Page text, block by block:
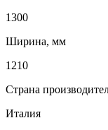
1300
Ширина, мм
1210
Страна
Италия